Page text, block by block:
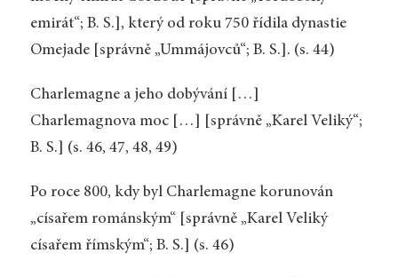
emirát“; B. S.], který od roku 750 řídila dynastie
Omejade [správně „Ummájovců“; B. S.]. (s. 44)
Charlemagne a jeho dobývání […]
Charlemagnova moc […] [správně „Karel Veliký“;
B. S.] (s. 46, 47, 48, 49)
Po roce 800, kdy byl Charlemagne korunován
„císařem románským“ [správně „Karel Veliký
císařem římským“; B. S.] (s. 46)